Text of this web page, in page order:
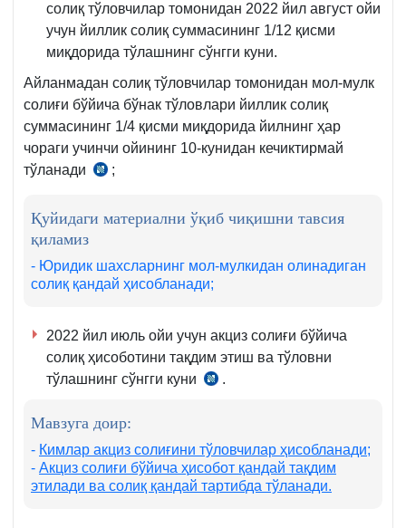
солиқ тўловчилар томонидан 2022 йил август ойи
учун йиллик солиқ суммасининг 1/12 қисми
миқдорида тўлашнинг сўнгги куни.
Айланмадан солиқ тўловчилар томонидан мол-мулк
солиғи бўйича бўнак тўловлари йиллик солиқ
суммасининг 1/4 қисми миқдорида йилнинг ҳар
чораги учинчи ойининг 10-кунидан кечиктирмай
тўланади
СК
м.
қ.
;
Қуйидаги материални ўқиб чиқишни тавсия
қиламиз
- Юридик шахсларнинг мол-мулкидан олинадиган
солиқ қандай ҳисобланади;
2022 йил июль ойи учун акциз солиғи бўйича
солиқ ҳисоботини тақдим этиш ва тўловни
тўлашнинг сўнгги куни
СК
м.
.
Мавзуга доир:
- Кимлар акциз солиғини тўловчилар ҳисобланади;
- Акциз солиғи бўйича ҳисобот қандай тақдим
этилади ва солиқ қандай тартибда тўланади.